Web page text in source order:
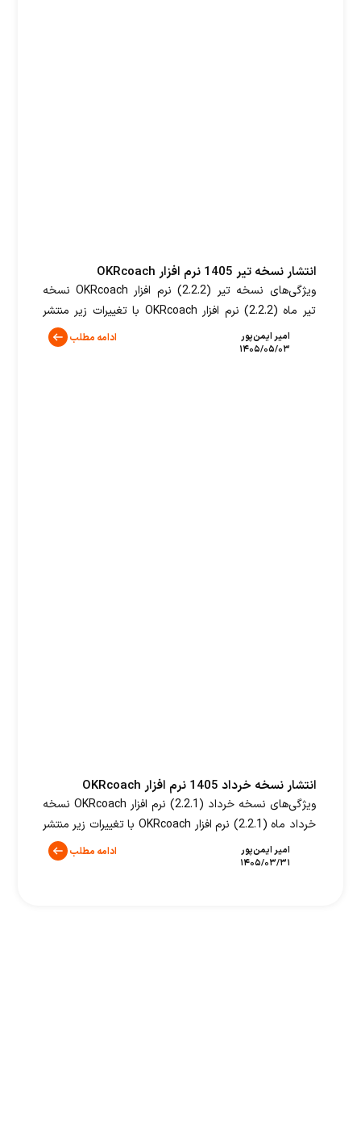
انتشار نسخه تیر 1405 نرم افزار OKRcoach
ویژگی‌های نسخه تیر (2.2.2) نرم افزار OKRcoach نسخه
تیر ماه (2.2.2) نرم افزار OKRcoach با تغییرات زیر منتشر
شد. بهبودهای این نسخه عبارتند از: تغییرات عمومیادامه مطلب
امیر ایمن‌پور
۱۴۰۵/۰۵/۰۳
انتشار نسخه خرداد 1405 نرم افزار OKRcoach
ویژگی‌های نسخه خرداد (2.2.1) نرم افزار OKRcoach نسخه
خرداد ماه (2.2.1) نرم افزار OKRcoach با تغییرات زیر منتشر
شد. بهبودهای این نسخه عبارتند از: تغییرات عمومی
ادامه مطلب
امیر ایمن‌پور
۱۴۰۵/۰۳/۳۱